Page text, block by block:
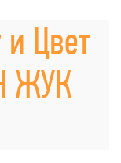
Цвет
ЖУК